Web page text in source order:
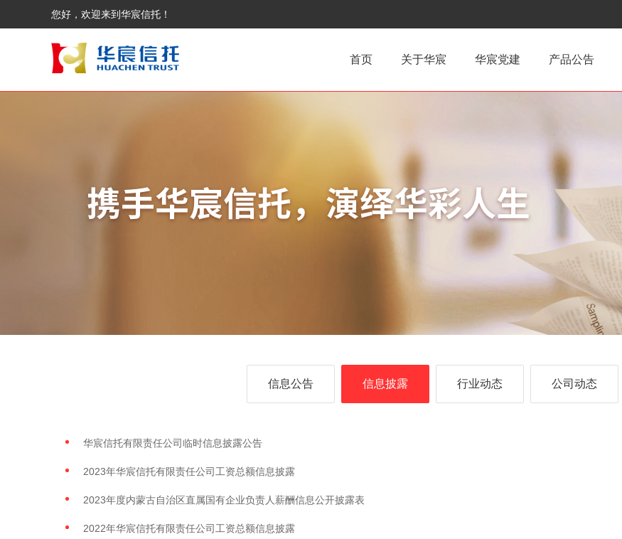
您好，欢迎来到华宸信托！
首页 关于华宸 华宸党建 产品公告
信息公告 信息披露 行业动态 公司动态
华宸信托有限责任公司临时信息披露公告
2023年华宸信托有限责任公司工资总额信息披露
2023年度内蒙古自治区直属国有企业负责人薪酬信息公开披露表
2022年华宸信托有限责任公司工资总额信息披露